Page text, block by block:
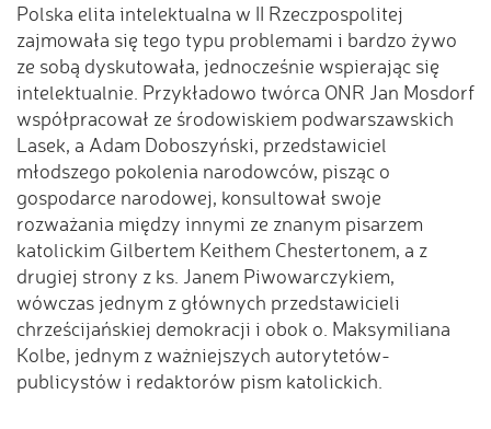
Polska elita intelektualna w II Rzeczpospolitej
zajmowała się tego typu problemami i bardzo żywo
ze sobą dyskutowała, jednocześnie wspierając się
intelektualnie. Przykładowo twórca ONR Jan Mosdorf
współpracował ze środowiskiem podwarszawskich
Lasek, a Adam Doboszyński, przedstawiciel
młodszego pokolenia narodowców, pisząc o
gospodarce narodowej, konsultował swoje
rozważania między innymi ze znanym pisarzem
katolickim Gilbertem Keithem Chestertonem, a z
drugiej strony z ks. Janem Piwowarczykiem,
wówczas jednym z głównych przedstawicieli
chrześcijańskiej demokracji i obok o. Maksymiliana
Kolbe, jednym z ważniejszych autorytetów-
publicystów i redaktorów pism katolickich.